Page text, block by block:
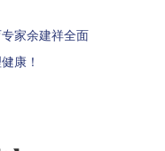
家余建祥全面
康！